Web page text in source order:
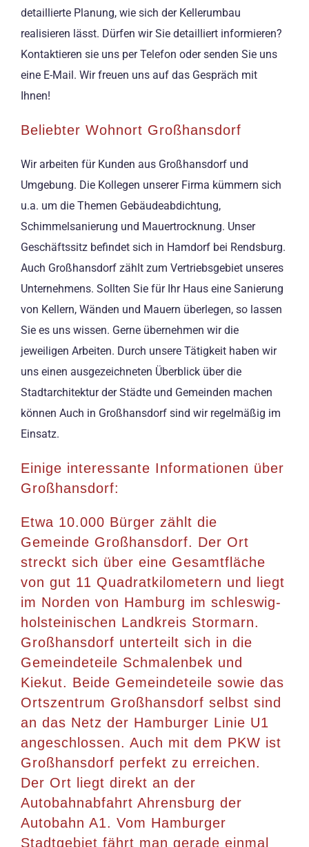
detaillierte Planung, wie sich der Kellerumbau
realisieren lässt. Dürfen wir Sie detailliert informieren?
Kontaktieren sie uns per Telefon oder senden Sie uns
eine E-Mail. Wir freuen uns auf das Gespräch mit
Ihnen!
Beliebter Wohnort Großhansdorf
Wir arbeiten für Kunden aus Großhansdorf und
Umgebung. Die Kollegen unserer Firma kümmern sich
u.a. um die Themen Gebäudeabdichtung,
Schimmelsanierung und Mauertrocknung. Unser
Geschäftssitz befindet sich in Hamdorf bei Rendsburg.
Auch Großhansdorf zählt zum Vertriebsgebiet unseres
Unternehmens. Sollten Sie für Ihr Haus eine Sanierung
von Kellern, Wänden und Mauern überlegen, so lassen
Sie es uns wissen. Gerne übernehmen wir die
jeweiligen Arbeiten. Durch unsere Tätigkeit haben wir
uns einen ausgezeichneten Überblick über die
Stadtarchitektur der Städte und Gemeinden machen
können Auch in Großhansdorf sind wir regelmäßig im
Einsatz.
Einige interessante Informationen über
Großhansdorf:
Etwa 10.000 Bürger zählt die
Gemeinde Großhansdorf. Der Ort
streckt sich über eine Gesamtfläche
von gut 11 Quadratkilometern und liegt
im Norden von Hamburg im schleswig-
holsteinischen Landkreis Stormarn.
Großhansdorf unterteilt sich in die
Gemeindeteile Schmalenbek und
Kiekut. Beide Gemeindeteile sowie das
Ortszentrum Großhansdorf selbst sind
an das Netz der Hamburger Linie U1
angeschlossen. Auch mit dem PKW ist
Großhansdorf perfekt zu erreichen.
Der Ort liegt direkt an der
Autobahnabfahrt Ahrensburg der
Autobahn A1. Vom Hamburger
Stadtgebiet fährt man gerade einmal